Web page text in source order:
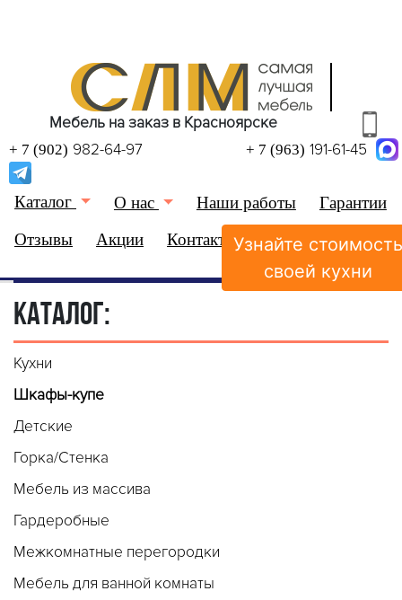
Узнайте стоимость
своей кухни
Мебель на заказ в Красноярске
+ 7 (902) 982-64-97 + 7 (963) 191-61-45
Каталог О нас Наши работы
Гарантии
Отзывы
Акции Контакты Избранное (0)
КАТАЛОГ:
Кухни
Шкафы-купе
Детские
Горка/Стенка
Мебель из массива
Гардеробные
Межкомнатные перегородки
Мебель для ванной комнаты